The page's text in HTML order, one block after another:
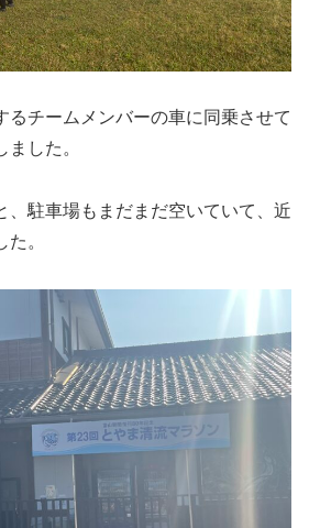
るチームメンバーの車に同乗させて
した。
、駐車場もまだまだ空いていて、近
。